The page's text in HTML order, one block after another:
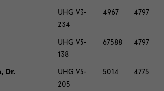
UHG V3-​
234
4967 4797
UHG V5-​
138
67588 4797
Dr.
UHG V5-​
205
5014 4775